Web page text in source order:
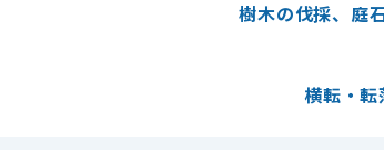
樹木の伐採、庭
横転・転